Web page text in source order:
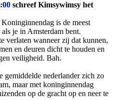
schreef Kimsywimsy het
is de meest
je in Amsterdam bent.
verlaten wanneer zij dat kunnen,
en deuren dicht te houden en
veiligheid. Bah.
gemiddelde nederlander zich zo
maar met koninginnendag
op de gracht op en neer te